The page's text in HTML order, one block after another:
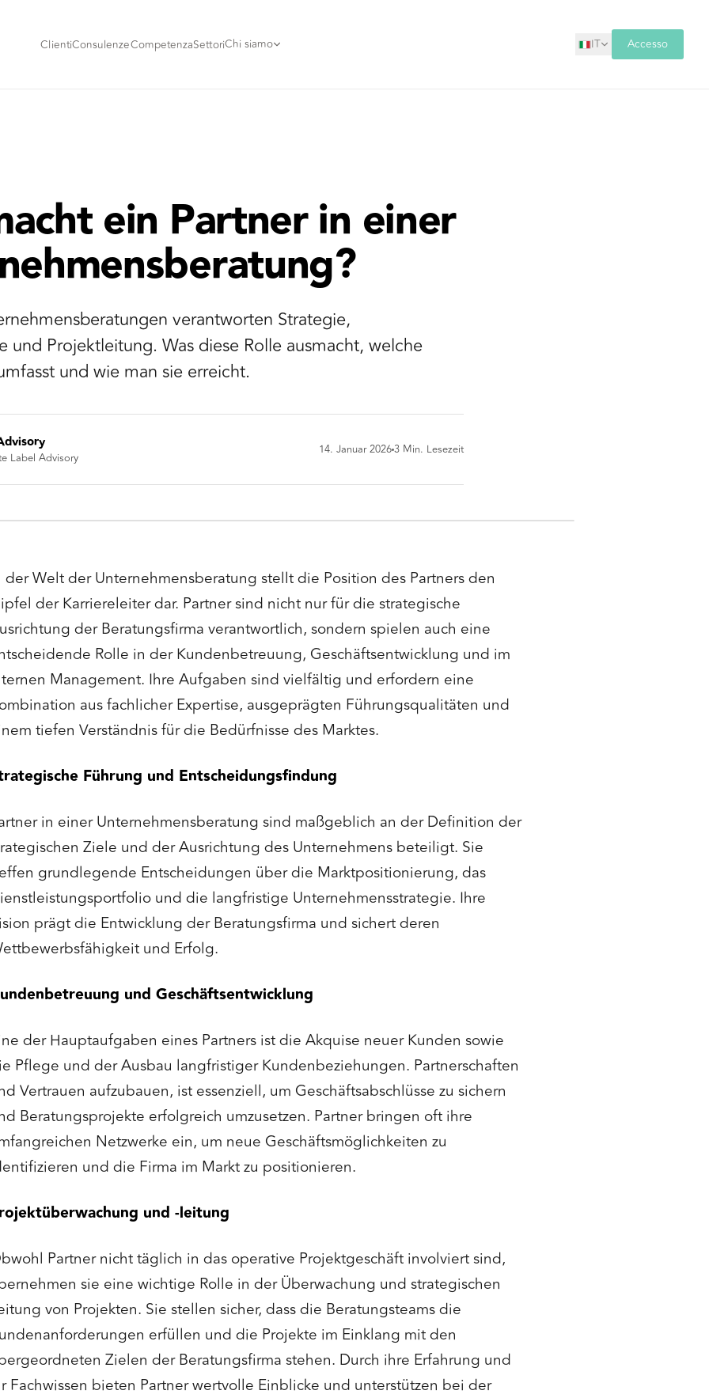
ClientiConsulenzeCompetenzaSettoriChi siamo IT Accesso
ein Partner in einer
verantworten Strategie,
und Projektleitung. Was diese Rolle ausmacht, welche
und wie man sie erreicht.
Label Advisory
14. Januar 20263 Min. Lesezeit
der Welt der Unternehmensberatung stellt die Position des Partners den
der Karriereleiter dar. Partner sind nicht nur für die strategische
der Beratungsfirma verantwortlich, sondern spielen auch eine
Rolle in der Kundenbetreuung, Geschäftsentwicklung und im
Management. Ihre Aufgaben sind vielfältig und erfordern eine
aus fachlicher Expertise, ausgeprägten Führungsqualitäten und
tiefen Verständnis für die Bedürfnisse des Marktes.
Führung und Entscheidungsfindung
in einer Unternehmensberatung sind maßgeblich an der Definition der
Ziele und der Ausrichtung des Unternehmens beteiligt. Sie
grundlegende Entscheidungen über die Marktpositionierung, das
und die langfristige Unternehmensstrategie. Ihre
prägt die Entwicklung der Beratungsfirma und sichert deren
und Erfolg.
und Geschäftsentwicklung
der Hauptaufgaben eines Partners ist die Akquise neuer Kunden sowie
Pflege und der Ausbau langfristiger Kundenbeziehungen. Partnerschaften
Vertrauen aufzubauen, ist essenziell, um Geschäftsabschlüsse zu sichern
Beratungsprojekte erfolgreich umzusetzen. Partner bringen oft ihre
Netzwerke ein, um neue Geschäftsmöglichkeiten zu
und die Firma im Markt zu positionieren.
und -leitung
Partner nicht täglich in das operative Projektgeschäft involviert sind,
sie eine wichtige Rolle in der Überwachung und strategischen
von Projekten. Sie stellen sicher, dass die Beratungsteams die
erfüllen und die Projekte im Einklang mit den
Zielen der Beratungsfirma stehen. Durch ihre Erfahrung und
Fachwissen bieten Partner wertvolle Einblicke und unterstützen bei der